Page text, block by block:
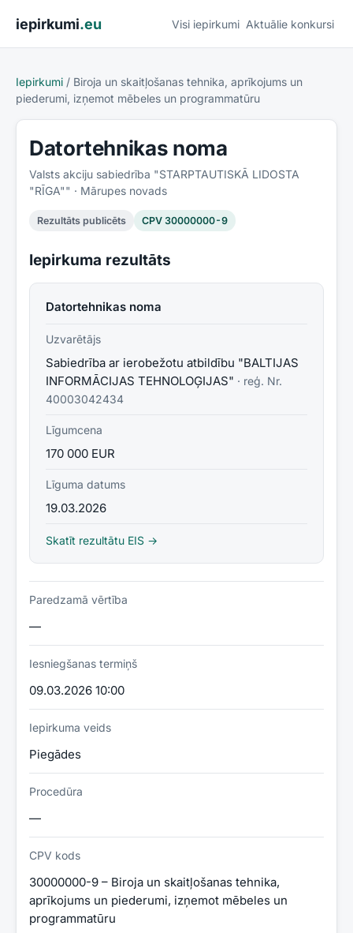
iepirkumi.eu Visi iepirkumi Aktuālie konkursi
Iepirkumi / Biroja un skaitļošanas tehnika, aprīkojums un
piederumi, izņemot mēbeles un programmatūru
Datortehnikas noma
Valsts akciju sabiedrība "STARPTAUTISKĀ LIDOSTA
"RĪGA"" · Mārupes novads
Rezultāts publicēts CPV 30000000-9
Iepirkuma rezultāts
Datortehnikas noma
Uzvarētājs
Sabiedrība ar ierobežotu atbildību "BALTIJAS
INFORMĀCIJAS TEHNOLOĢIJAS" · reģ. Nr.
40003042434
Līgumcena
170 000 EUR
Līguma datums
19.03.2026
Skatīt rezultātu EIS →
Paredzamā vērtība
—
Iesniegšanas termiņš
09.03.2026 10:00
Iepirkuma veids
Piegādes
Procedūra
—
CPV kods
30000000-9 – Biroja un skaitļošanas tehnika,
aprīkojums un piederumi, izņemot mēbeles un
programmatūru